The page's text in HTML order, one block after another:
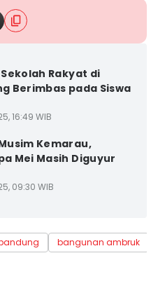
Rakyat di
Berimbas pada Siswa
16:49 WIB
Kemarau,
Mei Masih Diguyur
09:30 WIB
bangunan ambruk